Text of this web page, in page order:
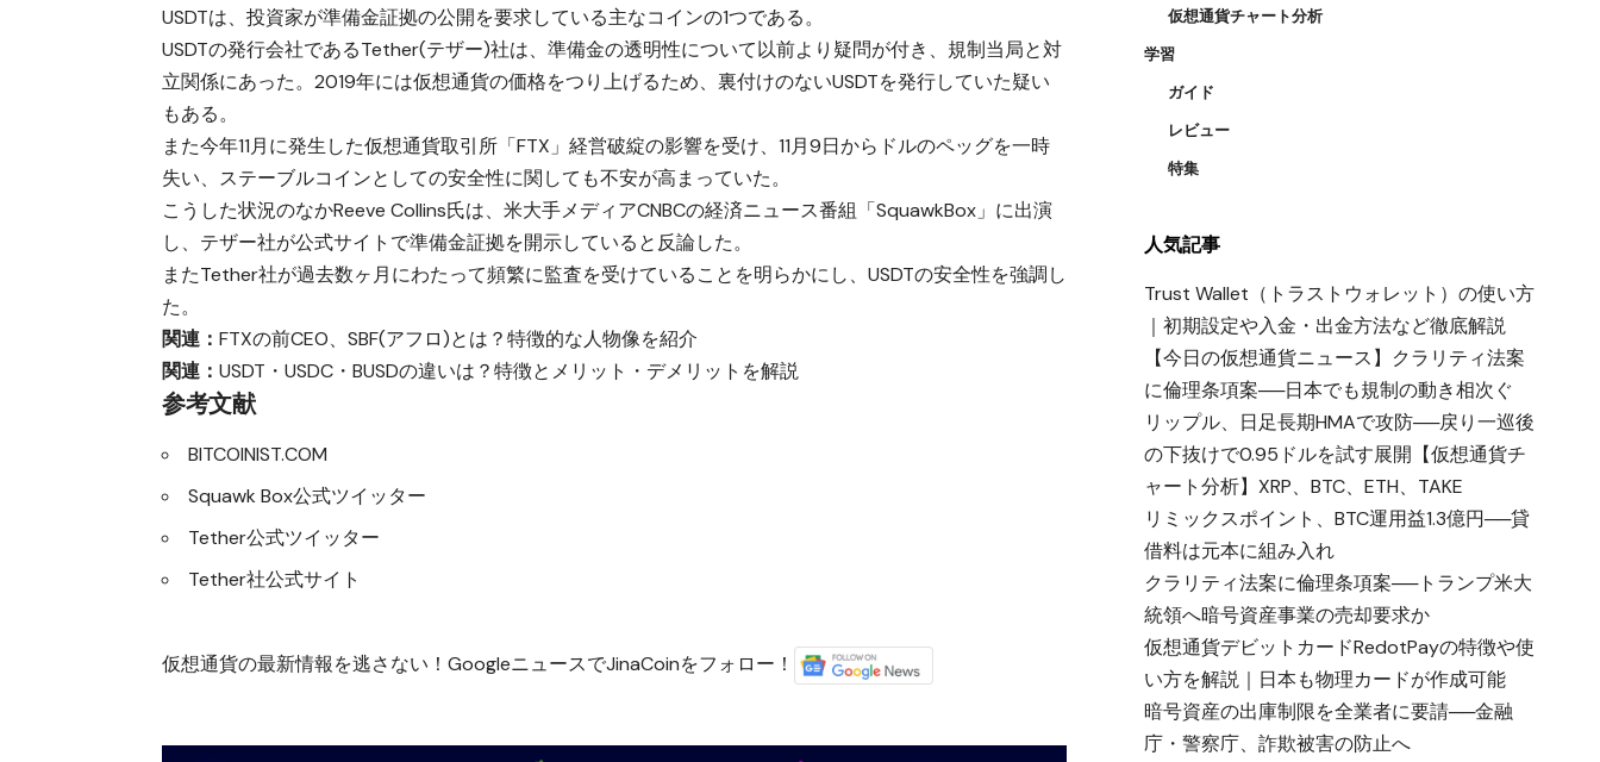
USDTは、投資家が準備金証拠の公開を要求している主なコインの1つである。
USDTの発行会社であるTether(テザー)社は、準備金の透明性について以前より疑問が付き、規制当局と対
立関係にあった。2019年には仮想通貨の価格をつり上げるため、裏付けのないUSDTを発行していた疑い
もある。
また今年11月に発生した仮想通貨取引所「FTX」経営破綻の影響を受け、11月9日からドルのペッグを一時
失い、ステーブルコインとしての安全性に関しても不安が高まっていた。
こうした状況のなかReeve Collins氏は、米大手メディアCNBCの経済ニュース番組「SquawkBox」に出演
し、テザー社が公式サイトで準備金証拠を開示していると反論した。
またTether社が過去数ヶ月にわたって頻繁に監査を受けていることを明らかにし、USDTの安全性を強調し
た。
関連：FTXの前CEO、SBF(アフロ)とは？特徴的な人物像を紹介
関連：USDT・USDC・BUSDの違いは？特徴とメリット・デメリットを解説
参考文献
BITCOINIST.COM
Squawk Box公式ツイッター
Tether公式ツイッター
Tether社公式サイト
仮想通貨の最新情報を逃さない！GoogleニュースでJinaCoinをフォロー！
仮想通貨チャート分析
学習
ガイド
レビュー
特集
人気記事
Trust Wallet（トラストウォレット）の使い方
｜初期設定や入金・出金方法など徹底解説
【今日の仮想通貨ニュース】クラリティ法案
に倫理条項案──日本でも規制の動き相次ぐ
リップル、日足長期HMAで攻防──戻り一巡後
の下抜けで0.95ドルを試す展開【仮想通貨チ
ャート分析】XRP、BTC、ETH、TAKE
リミックスポイント、BTC運用益1.3億円──貸
借料は元本に組み入れ
クラリティ法案に倫理条項案──トランプ米大
統領へ暗号資産事業の売却要求か
仮想通貨デビットカードRedotPayの特徴や使
い方を解説｜日本も物理カードが作成可能
暗号資産の出庫制限を全業者に要請──金融
庁・警察庁、詐欺被害の防止へ